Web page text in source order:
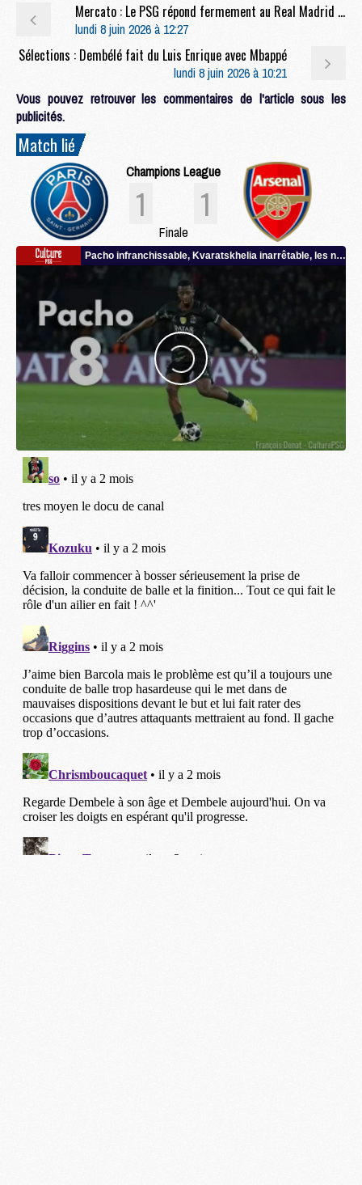
Mercato : Le PSG répond fermement au Real Madrid pour ses stars
lundi 8 juin 2026 à 12:27
Sélections : Dembélé fait du Luis Enrique avec Mbappé
lundi 8 juin 2026 à 10:21
Vous pouvez retrouver les commentaires de l'article sous les
publicités.
Match lié
Champions League
1 1
Finale